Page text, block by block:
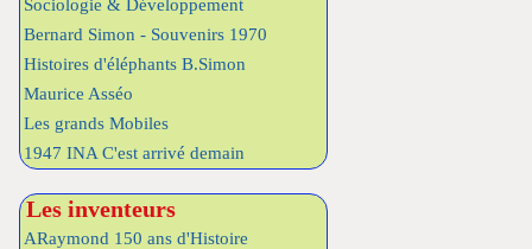
Sociologie & Développement
Bernard Simon - Souvenirs 1970
Histoires d'éléphants B.Simon
Maurice Asséo
Les grands Mobiles
1947 INA C'est arrivé demain
Les inventeurs
ARaymond 150 ans d'Histoire